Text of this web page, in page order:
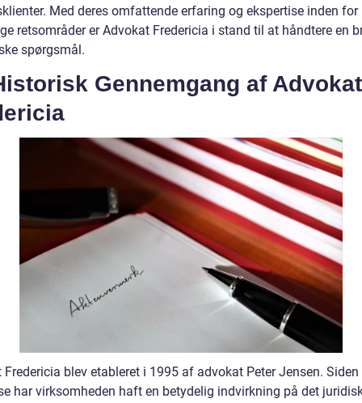
Med deres omfattende erfaring og ekspertise inden for
retsområder er Advokat Fredericia i stand til at håndtere en
spørgsmål.
Gennemgang af Advokat
Fredericia blev etableret i 1995 af advokat Peter Jensen. Siden
har virksomheden haft en betydelig indvirkning på det